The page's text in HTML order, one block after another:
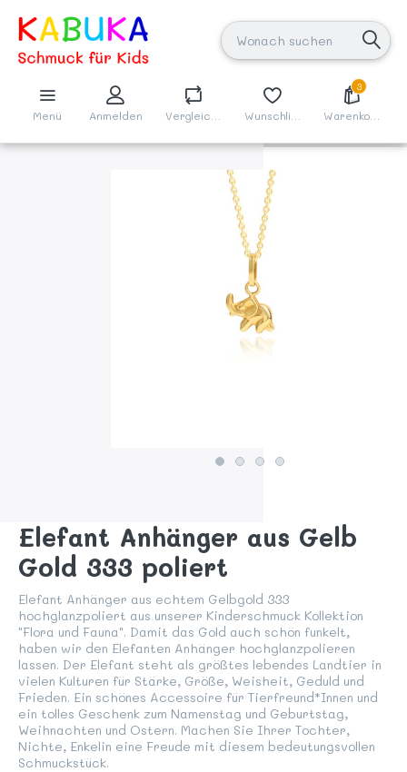
Menü Anmelden
3
Warenkorb
Elefant Anhänger aus Gelb
Gold 333 poliert
Elefant Anhänger aus echtem Gelbgold 333
hochglanzpoliert aus unserer Kinderschmuck Kollektion
"Flora und Fauna". Damit das Gold auch schön funkelt,
haben wir den Elefanten Anhänger hochglanzpolieren
lassen. Der Elefant steht als größtes lebendes Landtier in
vielen Kulturen für Stärke, Größe, Weisheit, Geduld und
Frieden. Ein schönes Accessoire für Tierfreund*Innen und
ein tolles Geschenk zum Namenstag und Geburtstag,
Weihnachten und Ostern. Machen Sie Ihrer Tochter,
Nichte, Enkelin eine Freude mit diesem bedeutungsvollen
Schmuckstück.